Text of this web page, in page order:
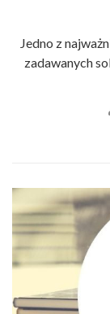
Jedno z
zadawanych